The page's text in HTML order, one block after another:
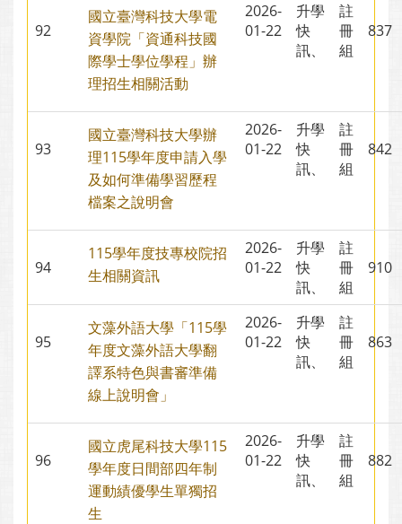
92
國立臺灣科技大學電
資學院「資通科技國
際學士學位學程」辦
理招生相關活動
2026-
01-22
升學
快
訊、
註
冊
組
93
國立臺灣科技大學辦
理115學年度申請入學
及如何準備學習歷程
檔案之說明會
2026-
01-22
升學
快
訊、
註
冊
組
94
115學年度技專校院招
生相關資訊
2026-
01-22
升學
快
訊、
註
冊
組
95
文藻外語大學「115學
年度文藻外語大學翻
譯系特色與書審準備
線上說明會」
2026-
01-22
升學
快
訊、
註
冊
組
96
國立虎尾科技大學115
學年度日間部四年制
運動績優學生單獨招
生
2026-
01-22
升學
快
訊、
註
冊
組